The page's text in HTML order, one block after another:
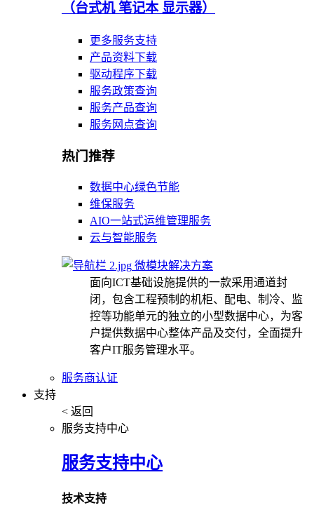
（台式机 笔记本 显示器）
更多服务支持
产品资料下载
驱动程序下载
服务政策查询
服务产品查询
服务网点查询
热门推荐
数据中心绿色节能
维保服务
AIO一站式运维管理服务
云与智能服务
微模块解决方案
面向ICT基础设施提供的一款采用通道封
闭，包含工程预制的机柜、配电、制冷、监
控等功能单元的独立的小型数据中心，为客
户提供数据中心整体产品及交付，全面提升
客户IT服务管理水平。
服务商认证
支持
< 返回
服务支持中心
服务支持中心
技术支持